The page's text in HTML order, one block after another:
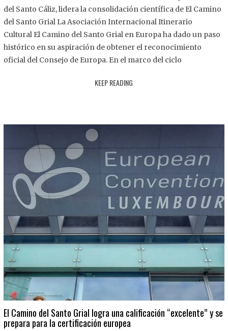
2
2
del Santo Cáliz, lidera la consolidación científica de El Camino
del Santo Grial La Asociación Internacional Itinerario
Cultural El Camino del Santo Grial en Europa ha dado un paso
histórico en su aspiración de obtener el reconocimiento
oficial del Consejo de Europa. En el marco del ciclo
KEEP READING
El Camino del Santo Grial logra una calificación “excelente” y se
prepara para la certificación europea